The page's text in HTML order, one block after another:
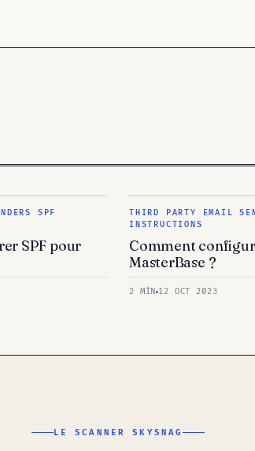
SPF
SPF pour
THIRD PARTY EMAIL
INSTRUCTIONS
Comment
MasterBase ?
2 MÍN 12 OCT 2023
LE SCANNER SKYSNAG